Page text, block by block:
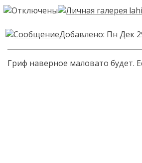
Добавлено: Пн Дек
Гриф наверное маловато будет.